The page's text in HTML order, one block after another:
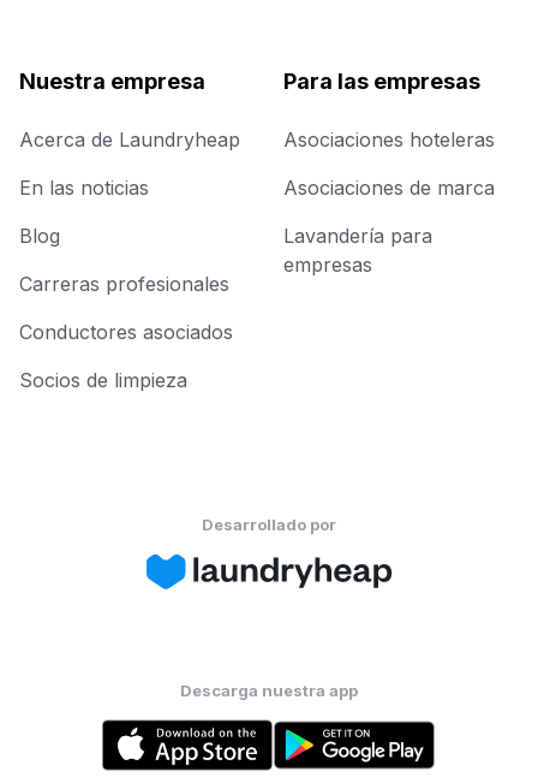
Nuestra empresa
Acerca de Laundryheap
En las noticias
Blog
Carreras profesionales
Conductores asociados
Socios de limpieza
Para las empresas
Asociaciones hoteleras
Asociaciones de marca
Lavandería para
empresas
Desarrollado por
Descarga nuestra app